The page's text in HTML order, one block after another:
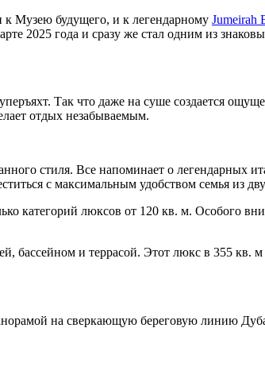
Музею будущего, и к легендарному Jumeirah
2025 года и сразу же стал одним из
Так что даже на суше создается
отдых незабываемым.
стиля. Все напоминает о легендарных
с максимальным удобством семья из
категорий люксов от 120 кв. м. Особого
бассейном и террасой. Этот люкс в 355 кв.
на сверкающую береговую линию